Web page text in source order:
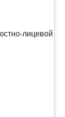
лицевой